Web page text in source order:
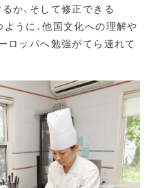
か、そして修正できる
うに、他国文化への理解や
ロッパへ勉強がてら連れて